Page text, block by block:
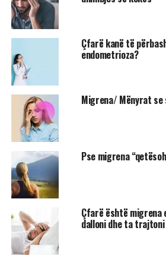
Çfarë kanë të
endometrioza?
Migrena/ Mënyrat
Pse migrena
Çfarë është
dalloni dhe ta